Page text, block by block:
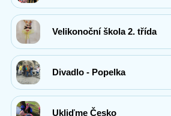
Velikonoční škola 2. třída
Divadlo - Popelka
Ukliďme Česko